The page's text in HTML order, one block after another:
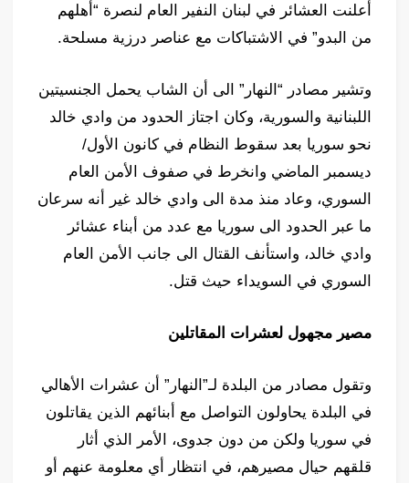
أعلنت العشائر في لبنان النفير العام لنصرة “أهلهم
من البدو” في الاشتباكات مع عناصر درزية مسلحة.
وتشير مصادر “النهار” الى أن الشاب يحمل الجنسيتين
اللبنانية والسورية، وكان اجتاز الحدود من وادي خالد
نحو سوريا بعد سقوط النظام في كانون الأول/
ديسمبر الماضي وانخرط في صفوف الأمن العام
السوري، وعاد منذ مدة الى وادي خالد غير أنه سرعان
ما عبر الحدود الى سوريا مع عدد من أبناء عشائر
وادي خالد، واستأنف القتال الى جانب الأمن العام
السوري في السويداء حيث قتل.
مصير مجهول لعشرات المقاتلين
وتقول مصادر من البلدة لـ”النهار” أن عشرات الأهالي
في البلدة يحاولون التواصل مع أبنائهم الذين يقاتلون
في سوريا ولكن من دون جدوى، الأمر الذي أثار
قلقهم حيال مصيرهم، في انتظار أي معلومة عنهم أو